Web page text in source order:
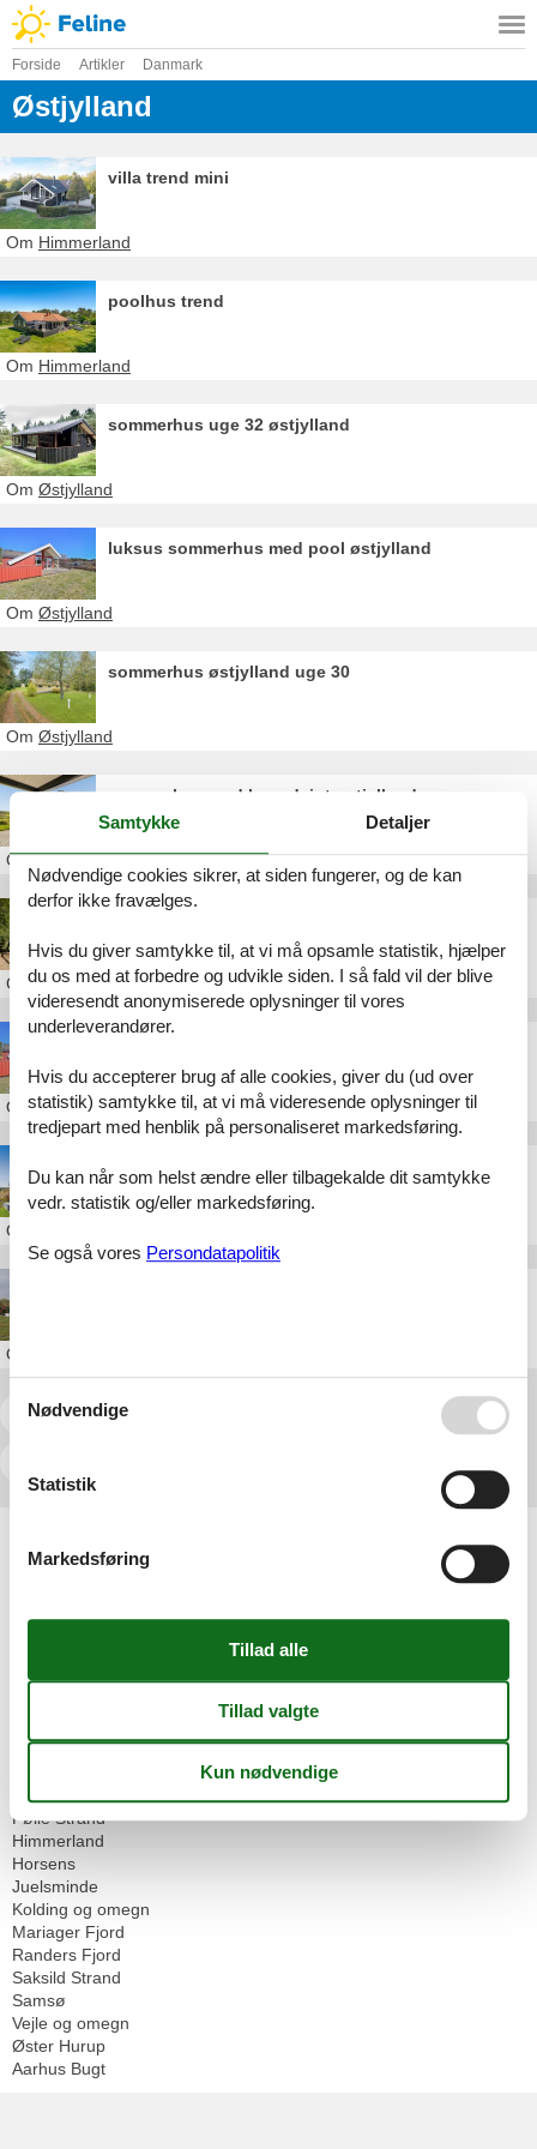
Forside Artikler Danmark
Østjylland
villa trend mini
Om Himmerland
poolhus trend
Om Himmerland
sommerhus uge 32 østjylland
Om Østjylland
luksus sommerhus med pool østjylland
Om Østjylland
sommerhus østjylland uge 30
Om Østjylland
sommerhus med havudsigt østjylland
OmØstjylland
OmØstjylland
OmØstjylland
Om
Om
<< < ... >
Alle
Inspiration
Danmark
Fredericia og omegn
Følle Strand
Himmerland
Horsens
Juelsminde
Kolding og omegn
Mariager Fjord
Randers Fjord
Saksild Strand
Samsø
Vejle og omegn
Øster Hurup
Aarhus Bugt
Samtykke Detaljer
Nødvendige cookies sikrer, at siden fungerer, og de kan
derfor ikke fravælges.
Hvis du giver samtykke til, at vi må opsamle statistik, hjælper
du os med at forbedre og udvikle siden. I så fald vil der blive
videresendt anonymiserede oplysninger til vores
underleverandører.
Hvis du accepterer brug af alle cookies, giver du (ud over
statistik) samtykke til, at vi må videresende oplysninger til
tredjepart med henblik på personaliseret markedsføring.
Du kan når som helst ændre eller tilbagekalde dit samtykke
vedr. statistik og/eller markedsføring.
Se også vores Persondatapolitik
Nødvendige
Statistik
Markedsføring